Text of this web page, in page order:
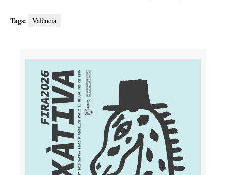
Tags: València